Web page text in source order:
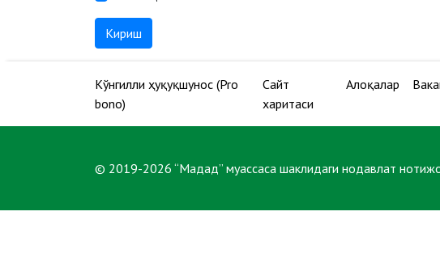
Кириш
Кўнгилли ҳуқуқшунос (Pro
bono)
Сайт
харитаси
Алоқалар
© 2019-2026 “Мадад” муассаса шаклидаги нодавлат